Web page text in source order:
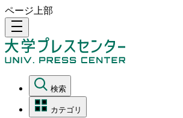
ページ上部
density_medium
検索
カテゴリ